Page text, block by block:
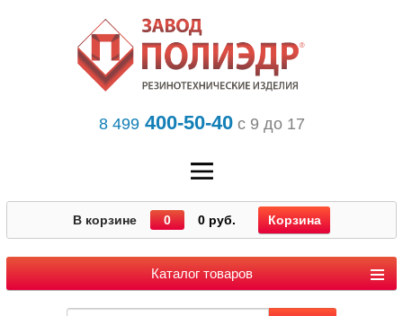
8 499400-50-40с 9 до 17
В корзине 0 0 руб. Корзина
Каталог товаров